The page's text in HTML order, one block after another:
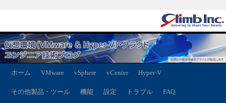
ホーム VMware vSphere vCenter Hyper-V
その他製品・ツール 機能 設定 トラブル FAQ